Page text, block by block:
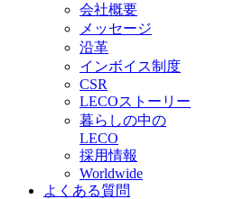
会社概要
メッセージ
沿革
インボイス制度
CSR
LECOストーリー
暮らしの中の
LECO
採用情報
Worldwide
よくある質問